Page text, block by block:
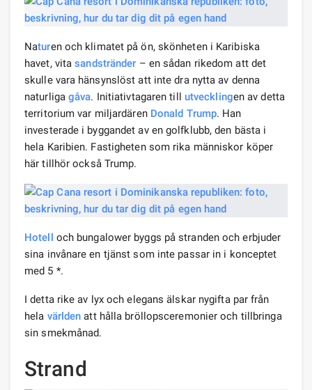
Naturen och klimatet på ön, skönheten i Karibiska
havet, vitasandstränder – en sådan rikedom att det
skulle vara hänsynslöst att inte dra nytta av denna
naturliga gåva. Initiativtagaren till utvecklingen av detta
territorium var miljardären Donald Trump. Han
investerade i byggandet av en golfklubb, den bästa i
hela Karibien. Fastigheten som rika människor köper
här tillhör också Trump.
Hotell och bungalower byggs på stranden och erbjuder
sina invånare en tjänst som inte passar in i konceptet
med 5 *.
I detta rike av lyx och elegans älskar nygifta par från
hela världen att hålla bröllopsceremonier och tillbringa
sin smekmånad.
Strand